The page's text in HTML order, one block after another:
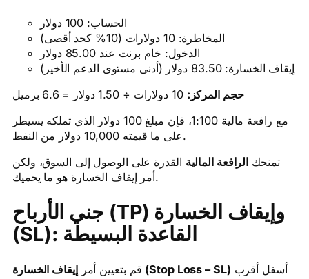
الحساب: 100 دولار
المخاطرة: 10 دولارات (10% كحد أقصى)
الدخول: خام برنت عند 85.00 دولار
إيقاف الخسارة: 83.50 دولار (أدنى مستوى الدعم الأخير)
حجم المركز: 10 دولارات ÷ 1.50 دولار = 6.6 برميل
مع رافعة مالية 1:100، فإن مبلغ 100 دولار الذي تملكه يسيطر
على ما قيمته 10,000 دولار من النفط.
تمنحك الرافعة المالية القدرة على الوصول إلى السوق، ولكن
أمر إيقاف الخسارة هو ما يحميك.
جني الأرباح (TP) وإيقاف الخسارة
(SL): القاعدة البسيطة
قم بتعيين أمر إيقاف الخسارة (Stop Loss – SL)